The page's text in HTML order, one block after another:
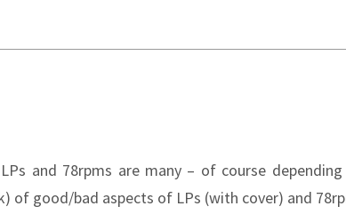
and 78rpms are many – of course
of good/bad aspects of LPs (with cover) and